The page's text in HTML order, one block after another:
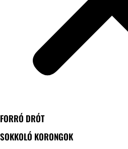
FORRÓ DRÓT
SOKKOLÓ KORONGOK